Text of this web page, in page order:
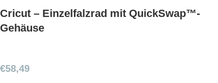
Cricut – Einzelfalzrad mit QuickSwap™-
Gehäuse
€58,49